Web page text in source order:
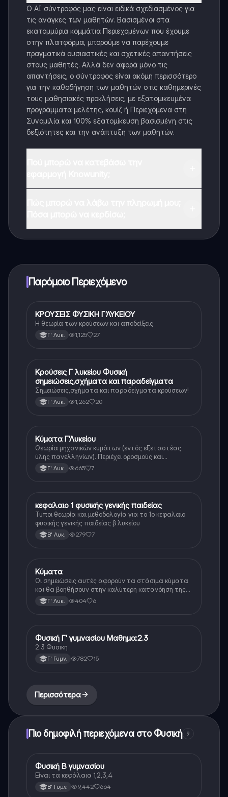
Ο AI σύντροφός μας είναι ειδικά σχεδιασμένος για
τις ανάγκες των μαθητών. Βασισμένοι στα
εκατομμύρια κομμάτια Περιεχομένων που έχουμε
στην πλατφόρμα, μπορούμε να παρέχουμε
πραγματικά ουσιαστικές και σχετικές απαντήσεις
στους μαθητές. Αλλά δεν αφορά μόνο τις
απαντήσεις, ο σύντροφος είναι ακόμη περισσότερο
για την καθοδήγηση των μαθητών στις καθημερινές
τους μαθησιακές προκλήσεις, με εξατομικευμένα
προγράμματα μελέτης, κουίζ ή Περιεχόμενα στη
Συνομιλία και 100% εξατομίκευση βασισμένη στις
δεξιότητες και την ανάπτυξη των μαθητών.
Παρόμοιο Περιεχόμενο
Φυσική (Θετ.)
ΚΡΟΥΣΕΙΣ ΦΥΣΙΚΗ Γ’ΛΥΚΕΙΟΥ
Η θεωρία των κρούσεων και αποδείξεις
Γ' Λυκ. 1,125 27
Φυσική (Θετ.)
Κρούσεις Γ λυκείου Φυσική
σημειώσεις,σχήματα και παραδείγματα
Σημειώσεις,σχήματα και παραδείγματα κρούσεων!
Γ' Λυκ. 1,262 20
Φυσική
Κύματα Γ’Λυκείου
Θεωρία μηχανικών κυμάτων (εντός εξεταστέας
ύλης πανελληνίων). Περιέχει οροσμούς και
αποδείξεις
Γ' Λυκ. 665 7
Φυσική
κεφαλαιο 1 φυσικής γενικής παιδείας
Τυποι θεωρία και μεθοδολογία για το 1ο κεφαλαιο
φυσικής γενικής παιδείας β λυκείου
Β' Λυκ. 279 7
Φυσική (Θετ.)
Κύματα
Οι σημειώσεις αυτές αφορούν τα στάσιμα κύματα
και θα βοηθήσουν στην καλύτερη κατανόηση της
θεωρίας 🌊
Γ' Λυκ. 404 6
Φυσική
Φυσική Γ’ γυμνασίου Μαθημα:2.3
2.3 Φυσικη
Γ' Γυμν. 782 15
Περισσότερα
Πιο δημοφιλή περιεχόμενα στο Φυσική 9
Φυσική
Φυσική Β γυμνασίου
Είναι τα κεφάλαια 1,2,3,4
Β' Γυμν. 9,442 664